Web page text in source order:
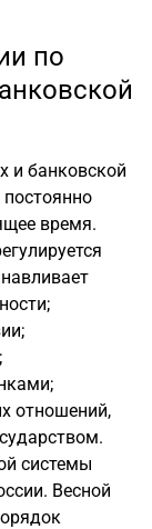
по
и банковской
постоянно
время.
отношений,
системы
Весной